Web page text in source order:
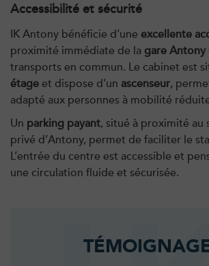
Accessibilité et sécurité
IK Antony bénéficie d’une excellente
proximité immédiate de la gare Antony
transports en commun. Le cabinet est
étage et dispose d’un ascenseur,
adapté aux personnes à mobilité
Un parking payant, situé à proximité au
privé d’Antony, permet de faciliter le
L’entrée du centre est accessible et
une circulation fluide et sécurisée.
1 Rue Mertens 92600 Bois-
01 43 50 50 81
PRENDRE RDV
PRENDRE RDV
IK Antony Olympe Sante – 92
28 Rue Velpeau 92160 Antony
PRENDRE RDV
PRENDRE RDV
Kinésithérapie